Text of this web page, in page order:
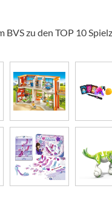
BVS zu den TOP 10